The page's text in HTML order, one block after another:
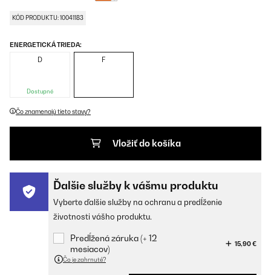
KÓD PRODUKTU: 10041183
ENERGETICKÁ TRIEDA:
D
Dostupné
F
Čo znamenajú tieto stavy?
Vložiť do košíka
Ďalšie služby k vášmu produktu
Vyberte ďalšie služby na ochranu a predĺženie
životnosti vášho produktu.
Predĺžená záruka (+ 12
mesiacov)
15,90 €
Čo je zahrnuté?